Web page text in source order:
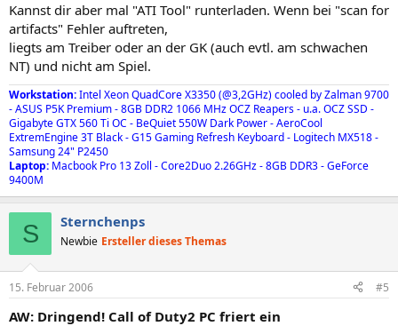
Kannst dir aber mal "ATI Tool" runterladen. Wenn bei "scan for
artifacts" Fehler auftreten,
liegts am Treiber oder an der GK (auch evtl. am schwachen
NT) und nicht am Spiel.
Workstation:Intel Xeon QuadCore X3350 (@3,2GHz) cooled by Zalman 9700
- ASUS P5K Premium - 8GB DDR2 1066 MHz OCZ Reapers - u.a. OCZ SSD -
Gigabyte GTX 560 Ti OC - BeQuiet 550W Dark Power - AeroCool
ExtremEngine 3T Black - G15 Gaming Refresh Keyboard - Logitech MX518 -
Samsung 24" P2450
Laptop: Macbook Pro 13 Zoll - Core2Duo 2.26GHz - 8GB DDR3 - GeForce
9400M
S Sternchenps
Newbie Ersteller dieses Themas
15. Februar 2006 #5
AW: Dringend! Call of Duty2 PC friert ein